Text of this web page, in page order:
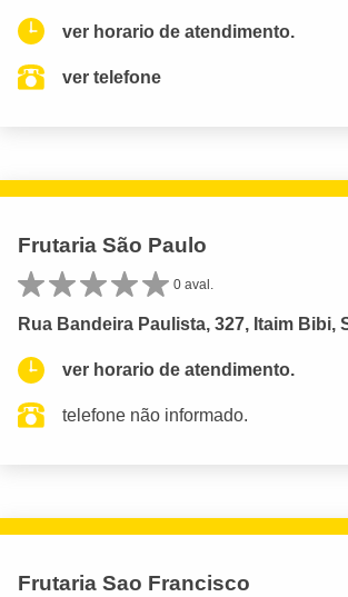
ver horario de atendimento.
ver telefone
Frutaria São Paulo
0 aval.
Rua Bandeira Paulista, 327, Itaim Bibi,
ver horario de atendimento.
telefone não informado.
Frutaria Sao Francisco